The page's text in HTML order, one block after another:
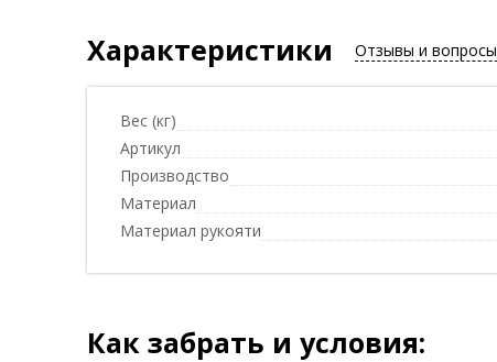
Характеристики Отзывы и вопросы
Вес (кг)
Артикул
Производство
Материал
Материал рукояти
Как забрать и условия: